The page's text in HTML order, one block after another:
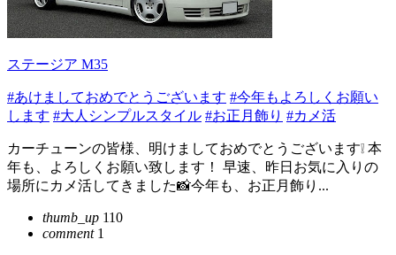
ステージア M35
#あけましておめでとうございます #今年もよろしくお願い
します #大人シンプルスタイル #お正月飾り #カメ活
カーチューンの皆様、明けましておめでとうございます❕ 本
年も、よろしくお願い致します！ 早速、昨日お気に入りの
場所にカメ活してきました📸今年も、お正月飾り...
thumb_up 110
comment1